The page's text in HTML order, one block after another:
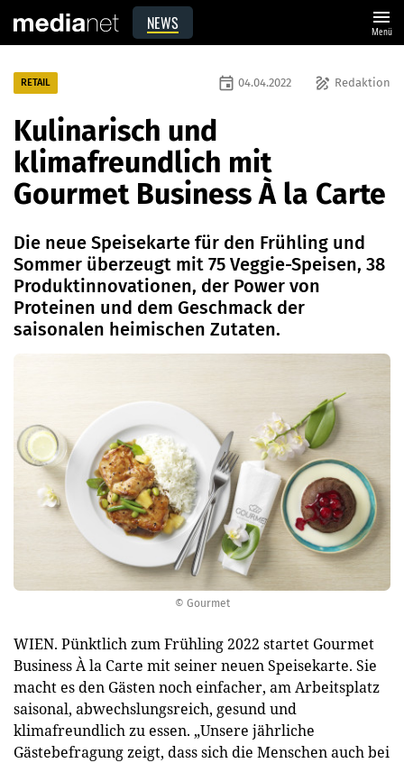
NEWS menu
Menü
© Gourmet
RETAIL draw Redaktion
event 04.04.2022
Kulinarisch und
klimafreundlich mit
Gourmet Business À la Carte
Die neue Speisekarte für den Frühling und
Sommer überzeugt mit 75 Veggie-Speisen, 38
Produktinnovationen, der Power von
Proteinen und dem Geschmack der
saisonalen heimischen Zutaten.
WIEN. Pünktlich zum Frühling 2022 startet Gourmet
Business À la Carte mit seiner neuen Speisekarte. Sie
macht es den Gästen noch einfacher, am Arbeitsplatz
saisonal, abwechslungsreich, gesund und
klimafreundlich zu essen. „Unsere jährliche
Gästebefragung zeigt, dass sich die Menschen auch bei